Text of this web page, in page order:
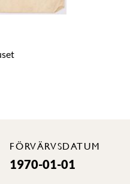
FÖRVÄRVSDATUM
1970-01-01